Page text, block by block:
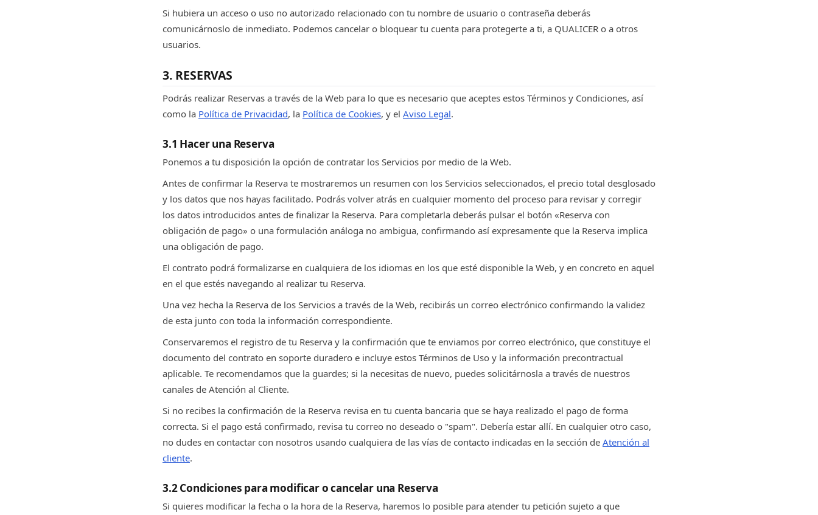
Si hubiera un acceso o uso no autorizado relacionado con tu nombre de usuario o contraseña deberás
comunicárnoslo de inmediato. Podemos cancelar o bloquear tu cuenta para protegerte a ti, a QUALICER o a otros
usuarios.
3. RESERVAS
Podrás realizar Reservas a través de la Web para lo que es necesario que aceptes estos Términos y Condiciones, así
como la Política de Privacidad, la Política de Cookies, y el Aviso Legal.
3.1 Hacer una Reserva
Ponemos a tu disposición la opción de contratar los Servicios por medio de la Web.
Antes de confirmar la Reserva te mostraremos un resumen con los Servicios seleccionados, el precio total desglosado
y los datos que nos hayas facilitado. Podrás volver atrás en cualquier momento del proceso para revisar y corregir
los datos introducidos antes de finalizar la Reserva. Para completarla deberás pulsar el botón «Reserva con
obligación de pago» o una formulación análoga no ambigua, confirmando así expresamente que la Reserva implica
una obligación de pago.
El contrato podrá formalizarse en cualquiera de los idiomas en los que esté disponible la Web, y en concreto en aquel
en el que estés navegando al realizar tu Reserva.
Una vez hecha la Reserva de los Servicios a través de la Web, recibirás un correo electrónico confirmando la validez
de esta junto con toda la información correspondiente.
Conservaremos el registro de tu Reserva y la confirmación que te enviamos por correo electrónico, que constituye el
documento del contrato en soporte duradero e incluye estos Términos de Uso y la información precontractual
aplicable. Te recomendamos que la guardes; si la necesitas de nuevo, puedes solicitárnosla a través de nuestros
canales de Atención al Cliente.
Si no recibes la confirmación de la Reserva revisa en tu cuenta bancaria que se haya realizado el pago de forma
correcta. Si el pago está confirmado, revisa tu correo no deseado o "spam". Debería estar allí. En cualquier otro caso,
no dudes en contactar con nosotros usando cualquiera de las vías de contacto indicadas en la sección de Atención al
cliente.
3.2 Condiciones para modificar o cancelar una Reserva
Si quieres modificar la fecha o la hora de la Reserva, haremos lo posible para atender tu petición sujeto a que